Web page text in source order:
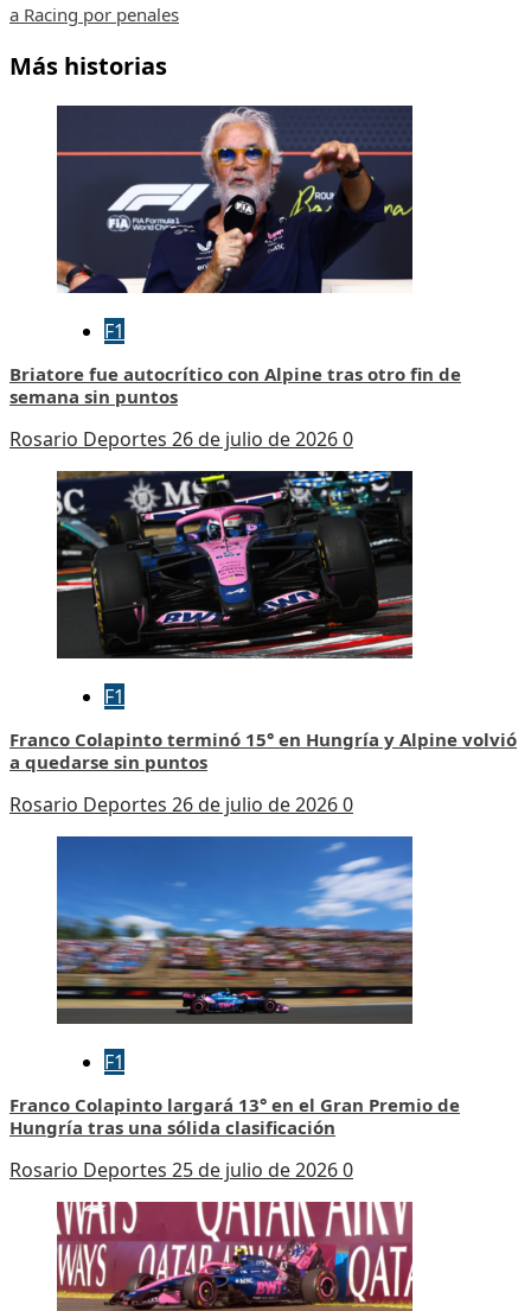
a Racing por penales
Más historias
F1
Briatore fue autocrítico con Alpine tras otro fin de
semana sin puntos
Rosario Deportes 26 de julio de 20260
F1
Franco Colapinto terminó 15° en Hungría y Alpine volvió
a quedarse sin puntos
Rosario Deportes 26 de julio de 20260
F1
Franco Colapinto largará 13° en el Gran Premio de
Hungría tras una sólida clasificación
Rosario Deportes 25 de julio de 20260